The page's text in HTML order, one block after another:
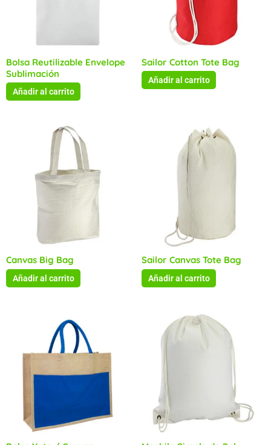
Bolsa Reutilizable Envelope
Sublimación
Añadir al carrito
Sailor Cotton Tote Bag
Añadir al carrito
Canvas Big Bag
Añadir al carrito
Sailor Canvas Tote Bag
Añadir al carrito